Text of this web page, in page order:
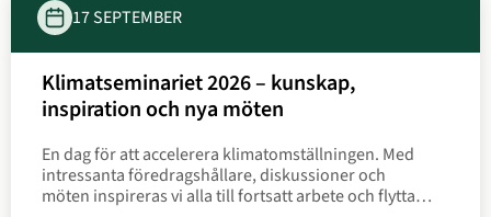
17 SEPTEMBER
Klimatseminariet 2026 – kunskap,
inspiration och nya möten
september
En dag för att accelerera klimatomställningen. Med
intressanta föredragshållare, diskussioner och
möten inspireras vi alla till fortsatt arbete och flyttar